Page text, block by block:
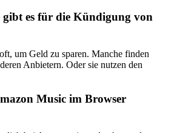
gibt es für die Kündigung von
um Geld zu sparen. Manche finden
Anbietern. Oder sie nutzen den
Music im Browser